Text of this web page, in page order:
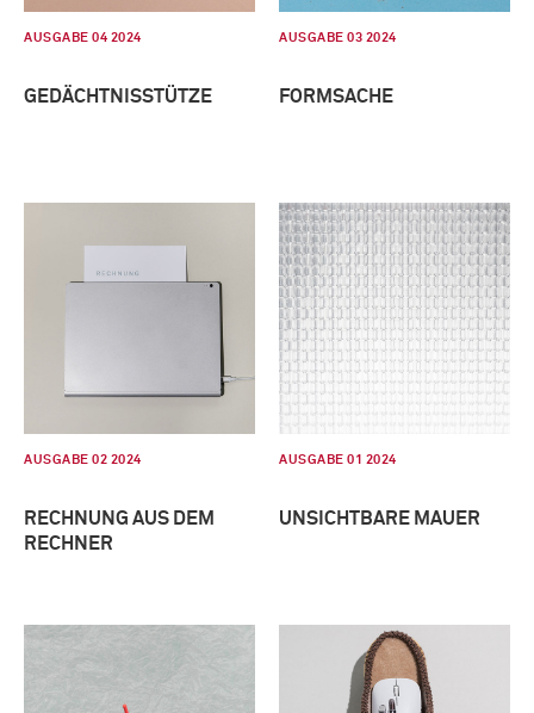
AUSGABE 04 2024
GEDÄCHTNISSTÜTZE
AUSGABE 03 2024
FORMSACHE
AUSGABE 02 2024
RECHNUNG AUS DEM
RECHNER
AUSGABE 01 2024
UNSICHTBARE MAUER